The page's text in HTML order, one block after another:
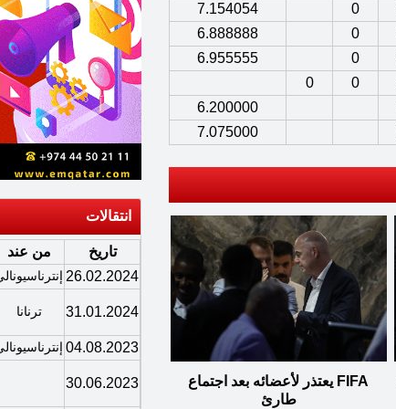
0
7.154054
0
6.888888
0
6.955555
0
0
6.200000
7.075000
FIFA يعتذر لأعضائه بعد اجتماع
طارئ
انتقالات
تاريخ من عند
26.02.2024
31.01.2024 ترنانا
04.08.2023
30.06.2023